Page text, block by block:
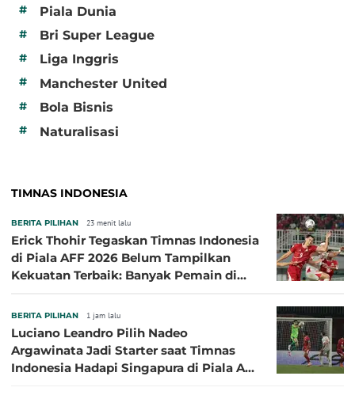
# Piala Dunia
# Bri Super League
# Liga Inggris
# Manchester United
# Bola Bisnis
# Naturalisasi
TIMNAS INDONESIA
BERITA PILIHAN 23 menit lalu
Erick Thohir Tegaskan Timnas Indonesia
di Piala AFF 2026 Belum Tampilkan
Kekuatan Terbaik: Banyak Pemain di
BERITA PILIHAN 1 jam lalu
Luciano Leandro Pilih Nadeo
Argawinata Jadi Starter saat Timnas
Indonesia Hadapi Singapura di Piala AFF